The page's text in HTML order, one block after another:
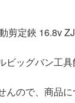
剪定鋏 16.8v
ッグバン工
ので、商品